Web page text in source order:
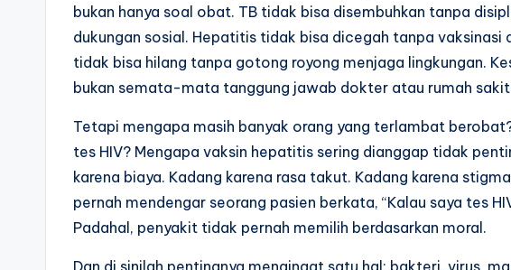
bukan hanya soal obat. TB tidak bisa disembuhkan tanpa
dukungan sosial. Hepatitis tidak bisa dicegah tanpa vaksinasi
tidak bisa hilang tanpa gotong royong menjaga lingkungan.
bukan semata-mata tanggung jawab dokter atau rumah
Tetapi mengapa masih banyak orang yang terlambat
tes HIV? Mengapa vaksin hepatitis sering dianggap tidak
karena biaya. Kadang karena rasa takut. Kadang karena
pernah mendengar seorang pasien berkata, “Kalau saya tes
Padahal, penyakit tidak pernah memilih berdasarkan moral.